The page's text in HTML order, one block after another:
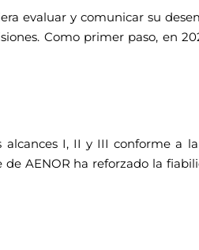
evaluar y comunicar su
Como primer paso, en
I, II y III conforme a
de AENOR ha reforzado la